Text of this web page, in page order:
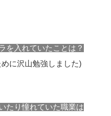
を入れていたことは？
に沢山勉強しました)
たり憧れていた職業は